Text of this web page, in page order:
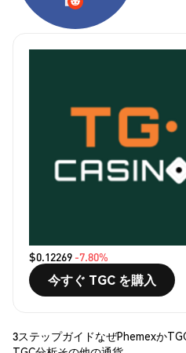
$0.12269 -7.80%
今すぐ TGC を購入
3ステップガイドなぜPhemexか